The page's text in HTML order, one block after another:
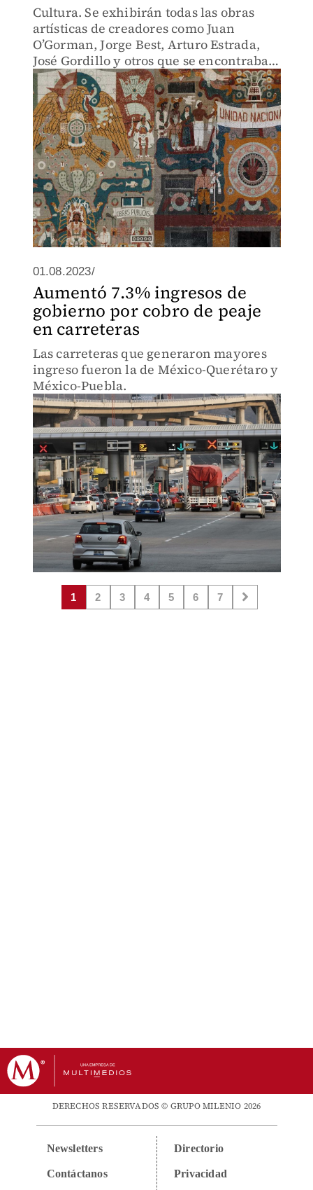
Cultura. Se exhibirán todas las obras
artísticas de creadores como Juan
O’Gorman, Jorge Best, Arturo Estrada,
José Gordillo y otros que se encontraban
en el Centro SCOP.
01.08.2023/
Aumentó 7.3% ingresos de
gobierno por cobro de peaje
en carreteras
Las carreteras que generaron mayores
ingreso fueron la de México-Querétaro y
México-Puebla.
1 2 3 4 5 6 7
DERECHOS RESERVADOS © GRUPO MILENIO 2026
Newsletters
Contáctanos
Directorio
Privacidad